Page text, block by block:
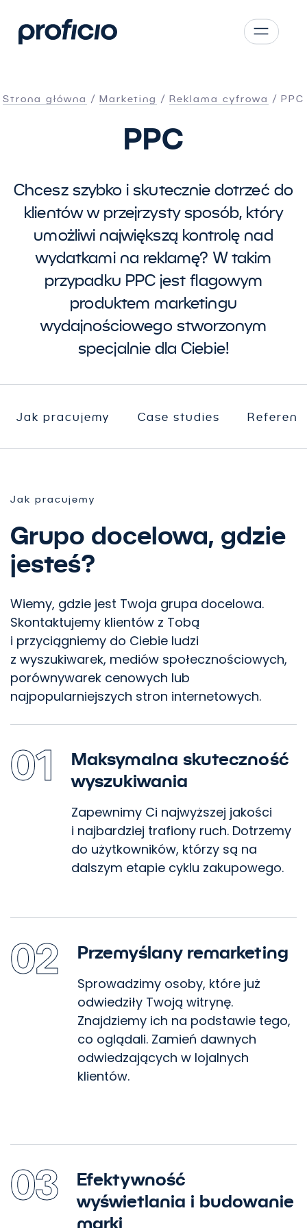
PL
Strona główna Marketing Reklama cyfrowa PPC
PPC
Chcesz szybko i skutecznie dotrzeć do
klientów w przejrzysty sposób, który
umożliwi największą kontrolę nad
wydatkami na reklamę? W takim
przypadku PPC jest flagowym
produktem marketingu
wydajnościowego stworzonym
specjalnie dla Ciebie!
Jak pracujemy Case studies
Jak pracujemy
Grupo docelowa, gdzie
jesteś?
Wiemy, gdzie jest Twoja grupa docelowa.
Skontaktujemy klientów z Tobą
i przyciągniemy do Ciebie ludzi
z wyszukiwarek, mediów społecznościowych,
porównywarek cenowych lub
najpopularniejszych stron internetowych.
01
Maksymalna skuteczność
wyszukiwania
Zapewnimy Ci najwyższej jakości
i najbardziej trafiony ruch. Dotrzemy
do użytkowników, którzy są na
dalszym etapie cyklu zakupowego.
02 Przemyślany remarketing
Sprowadzimy osoby, które już
odwiedziły Twoją witrynę.
Znajdziemy ich na podstawie tego,
co oglądali. Zamień dawnych
odwiedzających w lojalnych
klientów.
03
Efektywność
wyświetlania i budowanie
marki